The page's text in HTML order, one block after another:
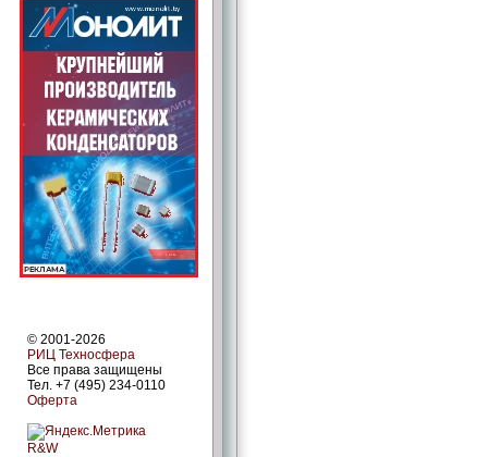
© 2001-2026
РИЦ Техносфера
Все права защищены
Тел. +7 (495) 234-0110
Оферта
R&W